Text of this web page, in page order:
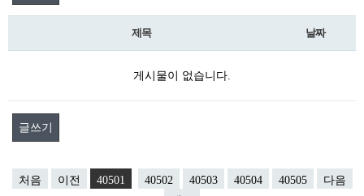
제목 날짜
게시물이 없습니다.
글쓰기
처음 이전 40501 40502 40503 40504 40505
다음